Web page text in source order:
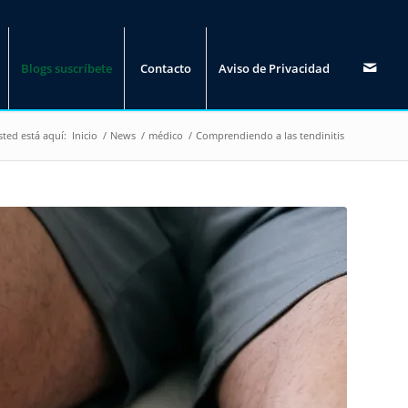
Blogs suscríbete Contacto Aviso de Privacidad
está aquí: Inicio / News / médico / Comprendiendo a las tendinitis